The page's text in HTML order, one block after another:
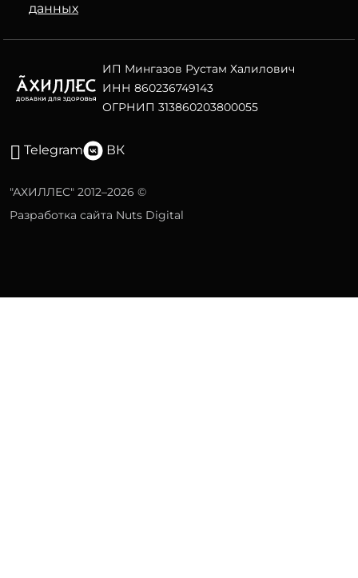
данных
ИП Мингазов Рустам Халилович
ИНН 860236749143
ОГРНИП 313860203800055
Telegram ВК
"АХИЛЛЕС" 2012–2026 ©
Разработка сайта Nuts Digital